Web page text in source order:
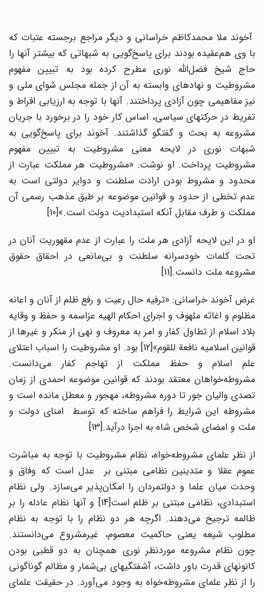
آخوند ملا محمدکاظم خراسانی و دیگر مراجع برجسته عتبات که
با وی هم‌عقیده بودند برای پاسخ‌گویی به شبهاتی که بیشتر آنها را
حاج شیخ فضل‌الله نوری مطرح کرده بود به تبیین مفهوم
مشروطیت و نهادهای وابسته به آن از جمله مجلس شوای ملی و
نیز مفاهیمی چون آزادی پرداختند. آنها با توجه به ارزیابی افراط و
تفریط در حرکتهای سیاسی، اساس کار خود را در برخورد با جریان
مشروعه به بحث و گفتگو گذاشتند. آخوند برای پاسخ‌گویی به
شبهات نوری در لایحه معنی مشروطیت به تبیین مفهوم
مشروطیت پرداخت. او نوشت: «مشروطیت هر مملکت عبارت از
محدود و مشروط بودن ارادت سلطنت و دوایر دولتی است به
عدم تخطی از حدود و قوانین موضوعه بر طبق مذهب رسمی آن
مملکت و طرف مقابل آنکه استبدادیت دولت است.»[10]
او در این لایحه آزادی هر ملت را عبارت از عدم مقهوریت آنان در
تحت کلمات خودسرانه سلطنت و بی‌مانعی در احقاق حقوق
مشروعه ملت دانست.[11]
غرض آخوند خراسانی: «ترفیه حال رعیت و رفع ظلم از آنان و اعانه
مظلوم و اغاثه ملهوف و اجرای احکام الهیه عزاسمه و حفظ و وقایه
بلاد اسلام از تطاول کفار و امر به معروف و نهی از منکر و غیرها از
قوانین اسلامیه نافعة للقوم»[12] بود. او مشروطیت را اسباب اعتلای
علم اسلام و حفظ مملکت از تهاجم کفار می‌دانست.
مشروطه‌خواهان معتقد بودند که قوانین موضوعه احمدی از زمان
تصدی والیان جور تا دوره مشروطه، مهجور و معطل مانده است و
مشروطه این شرایط را فراهم ساخته که توسط امنای دولت و
ملت و امضای شخص شاه به اجرا درآید.[13]
از نظر علمای مشروطه‌خواه، نظام مشروطیت با توجه به مباشرت
عموم عقلا و متدینین نظامی مبتنی بر عدل است که وفاق و
وحدت میان علما و دولتمردان را امکان‌پذیر می‌سازد. ولی نظام
استبدادی، نظامی مبتنی بر ظلم است[14] و آنها نظام عادله را بر
ظالمه ترجیح می‌دهند. اگرچه هر دو نظام را با توجه به نظام
مطلوب شیعه یعنی حاکمیت معصوم، غیرمشروع می‌دانستند.
چون نظام مشروعه موردنظر نوری همچنان به دو قطبی بودن
کانونهای قدرت باور داشت، آشفتگیهای بی‌شمار و مظالم گوناگونی
را از نظر علمای مشروطه‌خواه به وجود می‌آورد. در حقیقت علمای